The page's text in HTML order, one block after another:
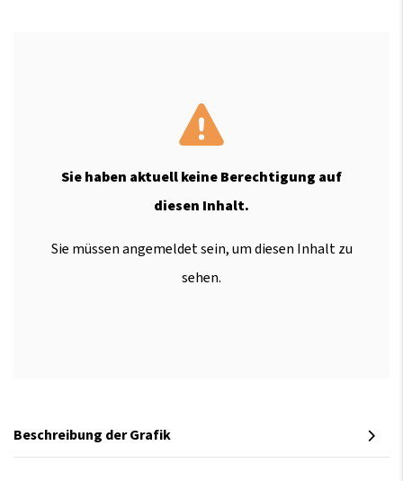
Sie haben aktuell keine Berechtigung auf
diesen Inhalt.
Sie müssen angemeldet sein, um diesen Inhalt zu
sehen.
Beschreibung der Grafik